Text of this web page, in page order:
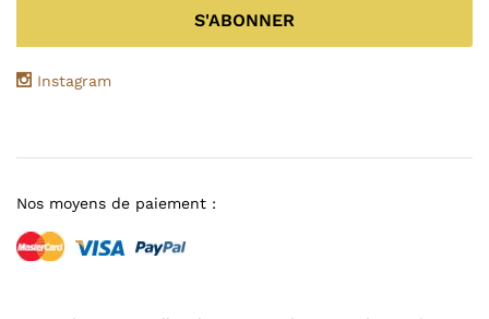
Instagram
Nos moyens de paiement :